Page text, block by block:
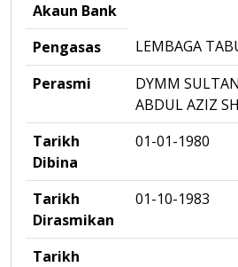
Akaun Bank
Pengasas
LEMBAGA
Perasmi
DYMM
ABDUL AZIZ
Tarikh
Dibina
01-01-1980
Tarikh
Dirasmikan
01-10-1983
Tarikh